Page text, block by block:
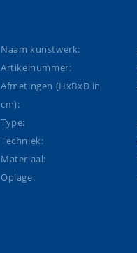
Naam kunstwerk:
Artikelnummer:
Afmetingen (HxBxD in
cm):
Type:
Techniek:
Materiaal:
Oplage: